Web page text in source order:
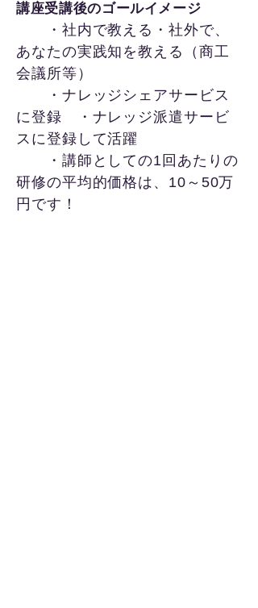
​講座受講後のゴールイメージ
・社内で教える・社外で、
あなたの実践知を教える（商工
会議所等）
・ナレッジシェアサービス
に登録 ・ナレッジ派遣サービ
スに登録して活躍
・講師としての1回あたりの
研修の平均的価格は、10～50万
円です！